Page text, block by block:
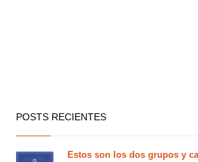
POSTS RECIENTES
Estos son los dos grupos y